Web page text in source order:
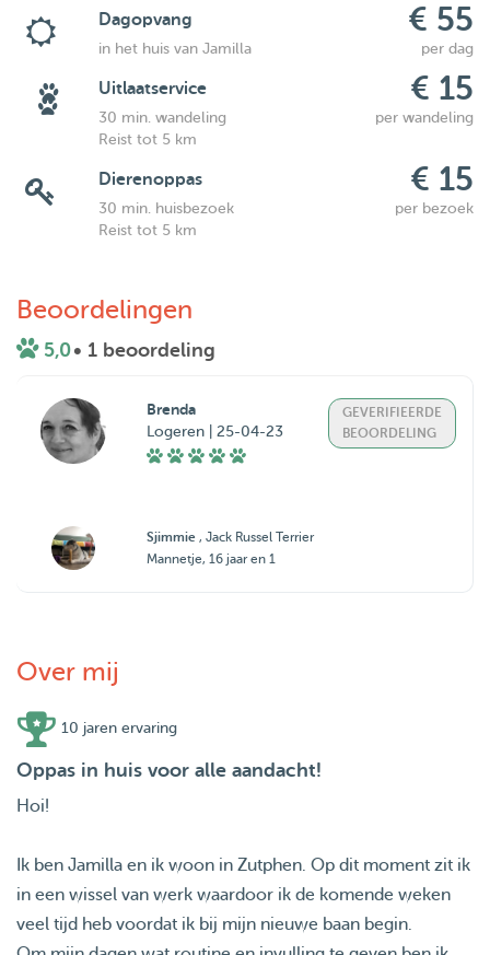
Dagopvang € 55
in het huis van Jamilla per dag
Uitlaatservice € 15
30 min. wandeling
per wandeling
Reist tot 5 km
Dierenoppas € 15
30 min. huisbezoek
per bezoek
Reist tot 5 km
Beoordelingen
5,0• 1 beoordeling
Brenda
Logeren | 25-04-23
GEVERIFIEERDE
BEOORDELING
Sjimmie, Jack Russel Terrier
Mannetje, 16 jaar en 1
Over mij
10 jaren ervaring
Oppas in huis voor alle aandacht!
Hoi!
Ik ben Jamilla en ik woon in Zutphen. Op dit moment zit ik
in een wissel van werk waardoor ik de komende weken
veel tijd heb voordat ik bij mijn nieuwe baan begin.